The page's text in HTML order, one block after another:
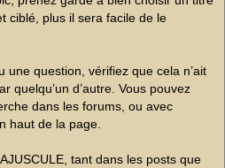
ciblé, plus il sera facile de le
une question, vérifiez que cela n’ait
quelqu’un d’autre. Vous pouvez
dans les forums, ou avec
haut de la page.
tant dans les posts que